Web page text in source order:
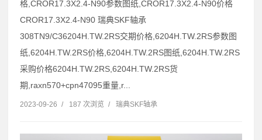
格,CROR17.3X2.4-N90参数图纸,CROR17.3X2.4-N90价格
CROR17.3X2.4-N90 瑞典SKF轴承
308TN9/C36204H.TW.2RS交期价格,6204H.TW.2RS参数图
纸,6204H.TW.2RS价格,6204H.TW.2RS图纸,6204H.TW.2RS
采购价格6204H.TW.2RS,6204H.TW.2RS货
期,raxn570+cpn47095重量,r...
2023-09-26 / 187 次浏览 / 瑞典SKF轴承